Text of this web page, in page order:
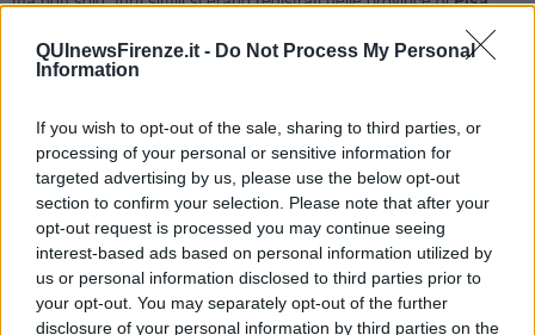
QUInewsFirenze.it - Do Not Process My Personal
Information
If you wish to opt-out of the sale, sharing to third parties, or
processing of your personal or sensitive information for
targeted advertising by us, please use the below opt-out
section to confirm your selection. Please note that after your
opt-out request is processed you may continue seeing
interest-based ads based on personal information utilized by
us or personal information disclosed to third parties prior to
your opt-out. You may separately opt-out of the further
disclosure of your personal information by third parties on the
L'inchiesta si è protratta dal Luglio dell'anno scorso al Febbraio di
quest'anno ed ha portato a risalire ai sei, tutti con precedenti anche
per reati specifici. Si tratta dipersone fra 24 e 66 annia cui il
nucleo investigativo livornese è arrivato tramite servizi di
osservazione e intercettazioni, anche contando sulla cooperazione
internazionale di polizia. Dovranno rispondere a vario titolo e in
concorso difurto pluriaggravato,riciclaggio, autoriciclaggio
falsità materiale commessa dal privatoeduso di atto falso